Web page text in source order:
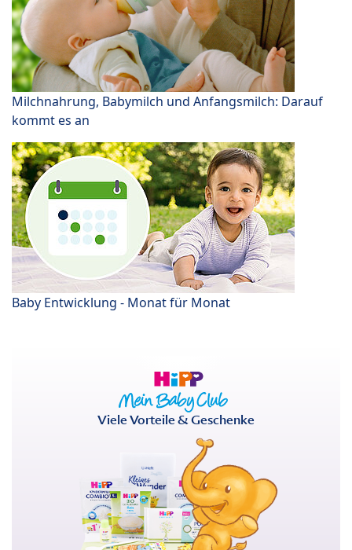
Milchnahrung, Babymilch und Anfangsmilch: Darauf
kommt es an
Baby Entwicklung - Monat für Monat
Viele Vorteile & Geschenke